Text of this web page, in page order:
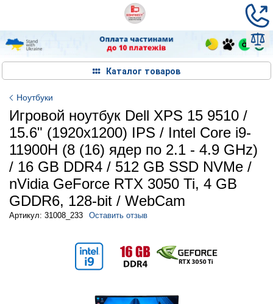
Каталог товаров
Ноутбуки
Игровой ноутбук Dell XPS 15 9510 /
15.6" (1920x1200) IPS / Intel Core i9-
11900H (8 (16) ядер по 2.1 - 4.9 GHz)
/ 16 GB DDR4 / 512 GB SSD NVMe /
nVidia GeForce RTX 3050 Ti, 4 GB
GDDR6, 128-bit / WebCam
Артикул: 31008_233 Оставить отзыв